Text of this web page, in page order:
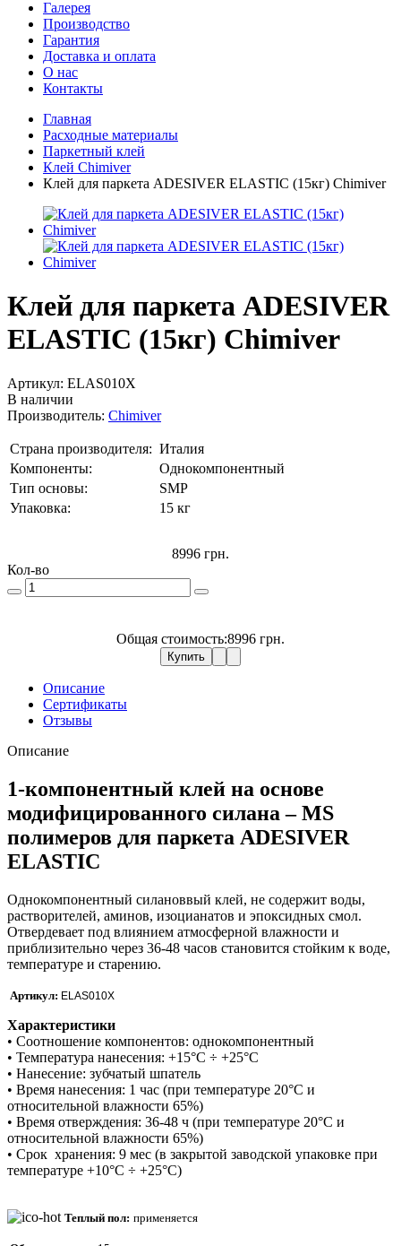
Галерея
Производство
Гарантия
Доставка и оплата
О нас
Контакты
Главная
Расходные материалы
Паркетный клей
Клей Chimiver
Клей для паркета ADESIVER ELASTIC (15кг) Chimiver
Клей для паркета ADESIVER
ELASTIC (15кг) Chimiver
Артикул: ELAS010X
В наличии
Производитель: Chimiver
Страна производителя: Италия
Компоненты:
Однокомпонентный
Тип основы:
SMP
Упаковка:
15 кг
8996 грн.
Кол-во
Общая стоимость:8996 грн.
Купить
Описание
Сертификаты
Отзывы
Описание
1-компонентный клей на основе
модифицированного силана – MS
полимеров для паркета ADESIVER
ELASTIC
Однокомпонентный силановвый клей, не содержит воды,
растворителей, аминов, изоцианатов и эпоксидных смол.
Отвердевает под влиянием атмосферной влажности и
приблизительно через 36-48 часов становится стойким к воде,
температуре и старению.
Артикул: ELAS010X
Характеристики
• Соотношение компонентов: однокомпонентный
• Температура нанесения: +15°C ÷ +25°C
• Нанесение: зубчатый шпатель
• Время нанесения: 1 час (при температуре 20°C и
относительной влажности 65%)
• Время отверждения: 36-48 ч (при температуре 20°C и
относительной влажности 65%)
• Срок хранения: 9 мес (в закрытой заводской упаковке при
температуре +10°C ÷ +25°C)
Теплый пол: применяется